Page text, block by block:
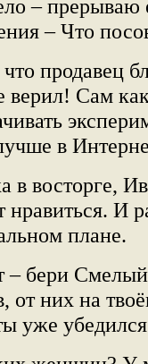
– прерываю
– Что
продавец
верил! Сам
в
в восторге,
И
плане.
– бери
от них на
уже